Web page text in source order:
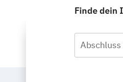
Finde dein